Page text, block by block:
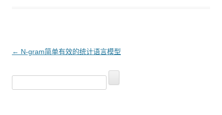
文
← N-gram简单有效的统计语言模型
搜
索